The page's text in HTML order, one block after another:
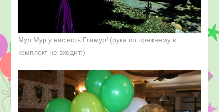
Мур Мур у нас есть Гламур! (рука по прежнему в
комплект не входит:)